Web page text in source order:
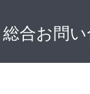
総合お問